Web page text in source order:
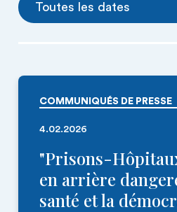
Toutes les dates
COMMUNIQUÉS DE PRESSE
4.02.2026
"Prisons-
en arrière
santé et la